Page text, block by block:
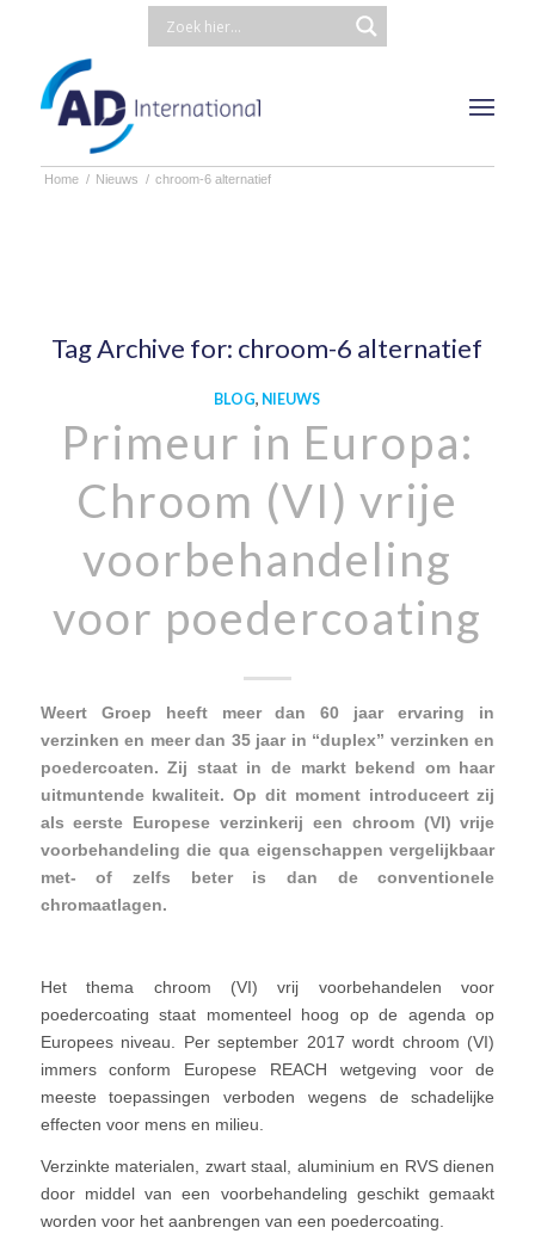
Home / Nieuws / chroom-6 alternatief
Tag Archive for: chroom-6 alternatief
BLOG, NIEUWS
Primeur in Europa:
Chroom (VI) vrije
voorbehandeling
voor poedercoating
Weert Groep heeft meer dan 60 jaar ervaring in
verzinken en meer dan 35 jaar in “duplex” verzinken en
poedercoaten. Zij staat in de markt bekend om haar
uitmuntende kwaliteit. Op dit moment introduceert zij
als eerste Europese verzinkerij een chroom (VI) vrije
voorbehandeling die qua eigenschappen vergelijkbaar
met- of zelfs beter is dan de conventionele
chromaatlagen.
Het thema chroom (VI) vrij voorbehandelen voor
poedercoating staat momenteel hoog op de agenda op
Europees niveau. Per september 2017 wordt chroom (VI)
immers conform Europese REACH wetgeving voor de
meeste toepassingen verboden wegens de schadelijke
effecten voor mens en milieu.
Verzinkte materialen, zwart staal, aluminium en RVS dienen
door middel van een voorbehandeling geschikt gemaakt
worden voor het aanbrengen van een poedercoating.